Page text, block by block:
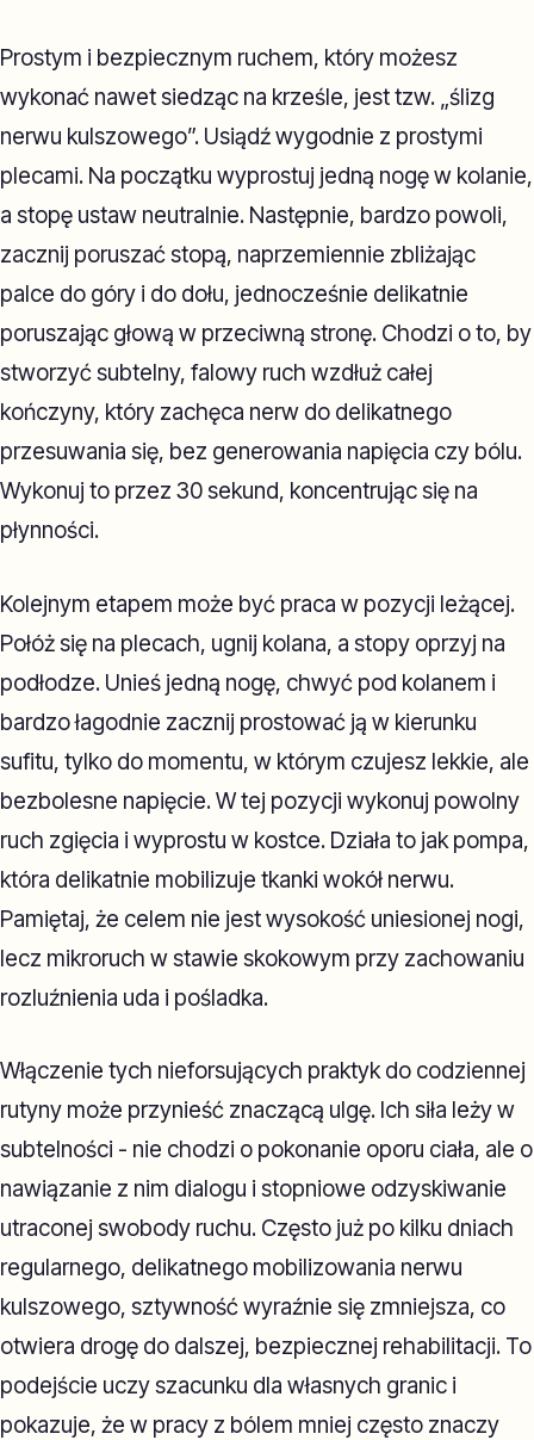
Prostym i bezpiecznym ruchem, który możesz
wykonać nawet siedząc na krześle, jest tzw. „ślizg
nerwu kulszowego”. Usiądź wygodnie z prostymi
plecami. Na początku wyprostuj jedną nogę w kolanie,
a stopę ustaw neutralnie. Następnie, bardzo powoli,
zacznij poruszać stopą, naprzemiennie zbliżając
palce do góry i do dołu, jednocześnie delikatnie
poruszając głową w przeciwną stronę. Chodzi o to, by
stworzyć subtelny, falowy ruch wzdłuż całej
kończyny, który zachęca nerw do delikatnego
przesuwania się, bez generowania napięcia czy bólu.
Wykonuj to przez 30 sekund, koncentrując się na
płynności.
Kolejnym etapem może być praca w pozycji leżącej.
Połóż się na plecach, ugnij kolana, a stopy oprzyj na
podłodze. Unieś jedną nogę, chwyć pod kolanem i
bardzo łagodnie zacznij prostować ją w kierunku
sufitu, tylko do momentu, w którym czujesz lekkie, ale
bezbolesne napięcie. W tej pozycji wykonuj powolny
ruch zgięcia i wyprostu w kostce. Działa to jak pompa,
która delikatnie mobilizuje tkanki wokół nerwu.
Pamiętaj, że celem nie jest wysokość uniesionej nogi,
lecz mikroruch w stawie skokowym przy zachowaniu
rozluźnienia uda i pośladka.
Włączenie tych nieforsujących praktyk do codziennej
rutyny może przynieść znaczącą ulgę. Ich siła leży w
subtelności - nie chodzi o pokonanie oporu ciała, ale o
nawiązanie z nim dialogu i stopniowe odzyskiwanie
utraconej swobody ruchu. Często już po kilku dniach
regularnego, delikatnego mobilizowania nerwu
kulszowego, sztywność wyraźnie się zmniejsza, co
otwiera drogę do dalszej, bezpiecznej rehabilitacji. To
podejście uczy szacunku dla własnych granic i
pokazuje, że w pracy z bólem mniej często znaczy